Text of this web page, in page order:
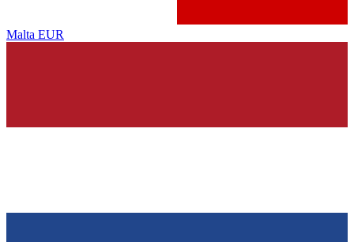
Malta EUR